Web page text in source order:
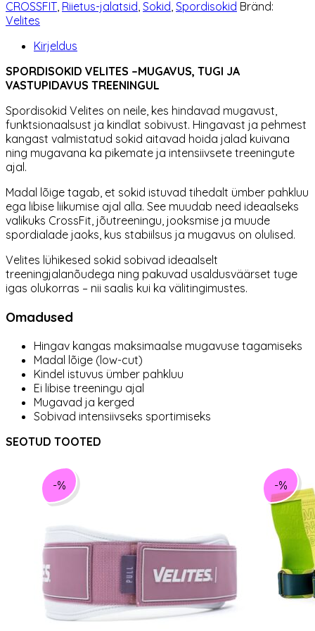
CROSSFIT, Riietus-jalatsid, Sokid, Spordisokid Bränd:
Velites
Kirjeldus
SPORDISOKID VELITES –MUGAVUS, TUGI JA
VASTUPIDAVUS TREENINGUL
Spordisokid Velites on neile, kes hindavad mugavust,
funktsionaalsust ja kindlat sobivust. Hingavast ja pehmest
kangast valmistatud sokid aitavad hoida jalad kuivana
ning mugavana ka pikemate ja intensiivsete treeningute
ajal.
Madal lõige tagab, et sokid istuvad tihedalt ümber pahkluu
ega libise liikumise ajal alla. See muudab need ideaalseks
valikuks CrossFit, jõutreeningu, jooksmise ja muude
spordialade jaoks, kus stabiilsus ja mugavus on olulised.
Velites lühikesed sokid sobivad ideaalselt
treeningjalanõudega ning pakuvad usaldusväärset tuge
igas olukorras – nii saalis kui ka välitingimustes.
Omadused
Hingav kangas maksimaalse mugavuse tagamiseks
Madal lõige (low-cut)
Kindel istuvus ümber pahkluu
Ei libise treeningu ajal
Mugavad ja kerged
Sobivad intensiivseks sportimiseks
SEOTUD TOOTED
-% -%